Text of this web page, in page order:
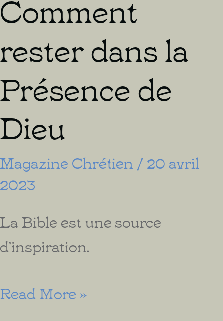
Comment
rester dans la
Présence de
Dieu
Magazine Chrétien /20 avril
2023
La Bible est une source
d’inspiration.
Comment
Read More »